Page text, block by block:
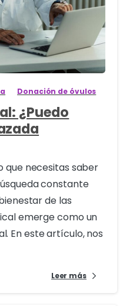
2
Donación de óvulos
¿Puedo
que necesitas saber
constante
de las
emerge como un
En este artículo, nos
Leer más